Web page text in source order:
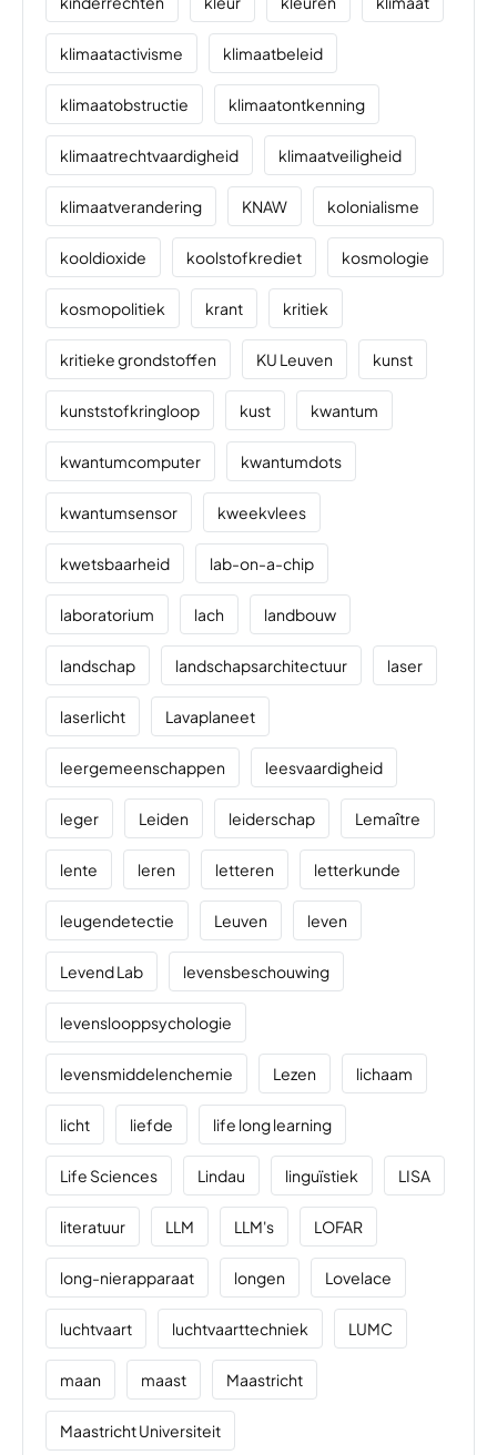
klimaatactivisme klimaatbeleid
klimaatobstructie klimaatontkenning
klimaatrechtvaardigheid klimaatveiligheid
klimaatverandering KNAW kolonialisme
kooldioxide koolstofkrediet kosmologie
kosmopolitiek krant kritiek
kritieke grondstoffen KU Leuven kunst
kunststofkringloop kust kwantum
kwantumcomputer kwantumdots
kwantumsensor kweekvlees
kwetsbaarheid lab-on-a-chip
laboratorium lach landbouw
landschap landschapsarchitectuur laser
laserlicht Lavaplaneet
leergemeenschappen leesvaardigheid
leger Leiden leiderschap Lemaître
lente leren letteren letterkunde
leugendetectie Leuven leven
Levend Lab levensbeschouwing
levenslooppsychologie
levensmiddelenchemie Lezen lichaam
licht liefde life long learning
Life Sciences Lindau linguïstiek LISA
literatuur LLM LLM's LOFAR
long-nierapparaat longen Lovelace
luchtvaart luchtvaarttechniek LUMC
maan maast Maastricht
Maastricht Universiteit